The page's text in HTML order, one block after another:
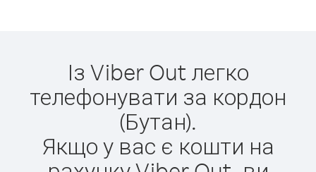
Із Viber Out легко
телефонувати за кордон
(Бутан).
Якщо у вас є кошти на